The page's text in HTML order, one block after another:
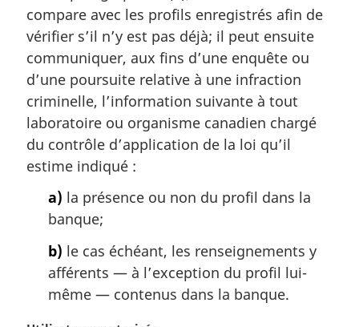
a
e
:
compare avec les profils enregistrés afin de
vérifier s’il n’y est pas déjà; il peut ensuite
communiquer, aux fins d’une enquête ou
d’une poursuite relative à une infraction
criminelle, l’information suivante à tout
laboratoire ou organisme canadien chargé
du contrôle d’application de la loi qu’il
estime indiqué :
a) la présence ou non du profil dans la
banque;
b) le cas échéant, les renseignements y
afférents — à l’exception du profil lui-
même — contenus dans la banque.